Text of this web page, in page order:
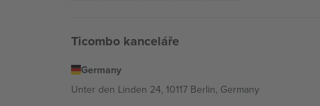
Ticombo kanceláře
Germany
Unter den Linden 24, 10117 Berlin, Germany